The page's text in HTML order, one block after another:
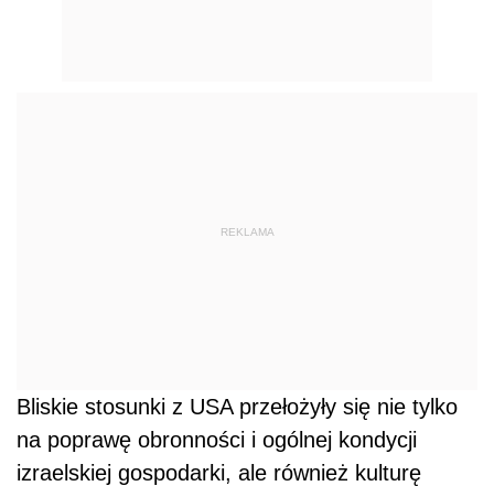
REKLAMA
Bliskie stosunki z USA przełożyły się nie tylko
na poprawę obronności i ogólnej kondycji
izraelskiej gospodarki, ale również kulturę